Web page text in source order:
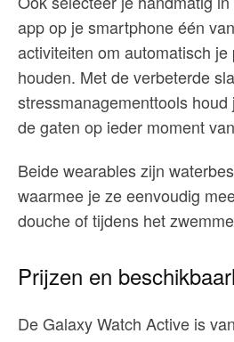
app op je smartphone één
activiteiten om automatisch
houden. Met de verbeterde
stressmanagementtools
de gaten op ieder moment
Beide wearables zijn
waarmee je ze eenvoudig
douche of tijdens het
Prijzen en
De Galaxy Watch Active is